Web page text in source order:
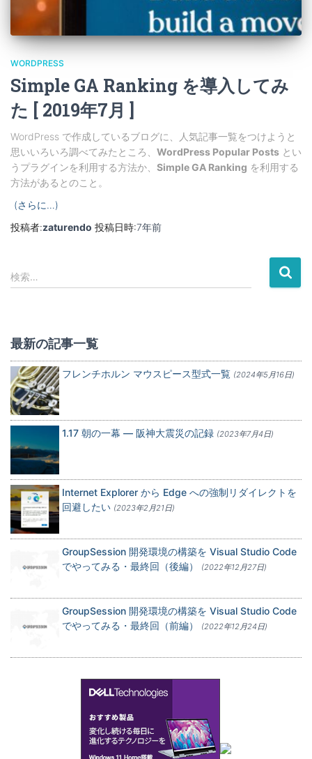
WORDPRESS
Simple GA Ranking を導入してみ
た [ 2019年7月 ]
WordPress で作成しているブログに、人気記事一覧をつけようと
思いいろいろ調べてみたところ、 WordPress Popular Posts とい
うプラグインを利用する方法か、 Simple GA Ranking を利用する
方法があるとのこと。
(さらに…)
投稿者:zaturendo 投稿日時:7年前
検
索
検索…
最新の記事一覧
フレンチホルン マウスピース型式一覧 (2024年5月16日)
1.17 朝の一幕 — 阪神大震災の記録 (2023年7月4日)
Internet Explorer から Edge への強制リダイレクトを
回避したい (2023年2月21日)
GroupSession 開発環境の構築を Visual Studio Code
でやってみる・最終回（後編）
(2022年12月27日)
GroupSession 開発環境の構築を Visual Studio Code
でやってみる・最終回（前編）
(2022年12月24日)